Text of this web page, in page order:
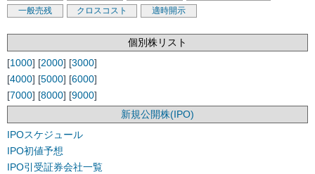
一般売残
クロスコスト 適時開示
個別株リスト
[1000] [2000] [3000]
[4000] [5000] [6000]
[7000] [8000] [9000]
新規公開株(IPO)
IPOスケジュール
IPO初値予想
IPO引受証券会社一覧